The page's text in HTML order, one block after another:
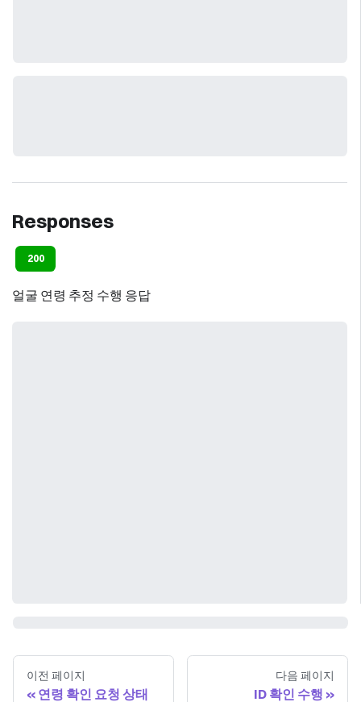
Responses
200
얼굴 연령 추정 수행 응답
이전 페이지
연령 확인 요청 상태
다음 페이지
ID 확인 수행